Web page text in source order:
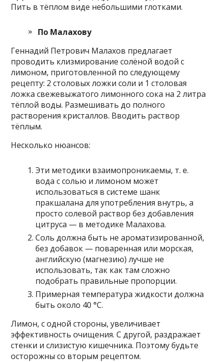
Пить в тёплом виде небольшими глотками.
По Малахову
Геннадий Петрович Малахов предлагает
проводить клизмирование солёной водой с
лимоном, приготовленной по следующему
рецепту: 2 столовых ложки соли и 1 столовая
ложка свежевыжатого лимонного сока на 2 литра
тёплой воды. Размешивать до полного
растворения кристаллов. Вводить раствор
тёплым.
Несколько нюансов:
Эти методики взаимопроникаемы, т. е.
вода с солью и лимоном может
использоваться в системе шанк
пракшалана для употребления внутрь, а
просто солевой раствор без добавления
цитруса — в методике Малахова.
Соль должна быть не ароматизированной,
без добавок — поваренная или морская,
английскую (магнезию) лучше не
использовать, так как там сложно
подобрать правильные пропорции.
Примерная температура жидкости должна
быть около 40 °С.
Лимон, с одной стороны, увеличивает
эффективность очищения. С другой, раздражает
стенки и слизистую кишечника. Поэтому будьте
осторожны со вторым рецептом.